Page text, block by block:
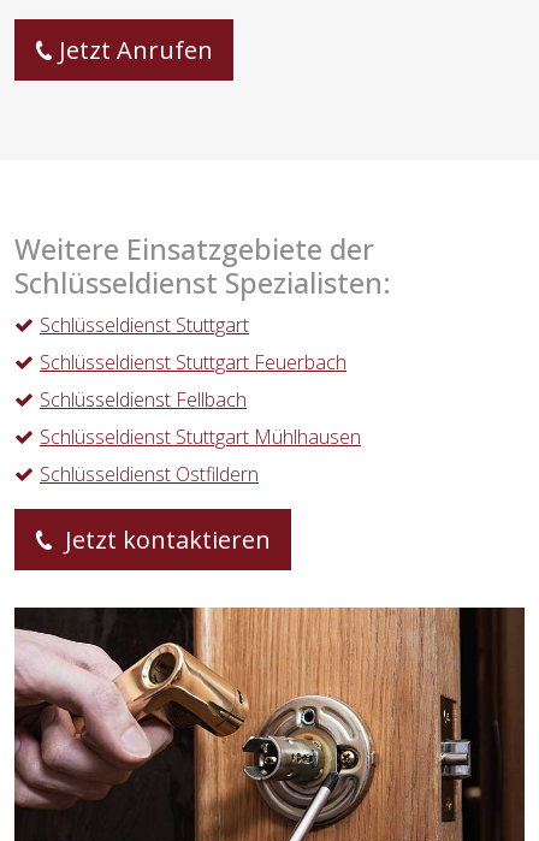
Jetzt Anrufen
Weitere Einsatzgebiete der
Schlüsseldienst Spezialisten:
Schlüsseldienst Stuttgart
Schlüsseldienst Stuttgart Feuerbach
Schlüsseldienst Fellbach
Schlüsseldienst Stuttgart Mühlhausen
Schlüsseldienst Ostfildern
Jetzt kontaktieren